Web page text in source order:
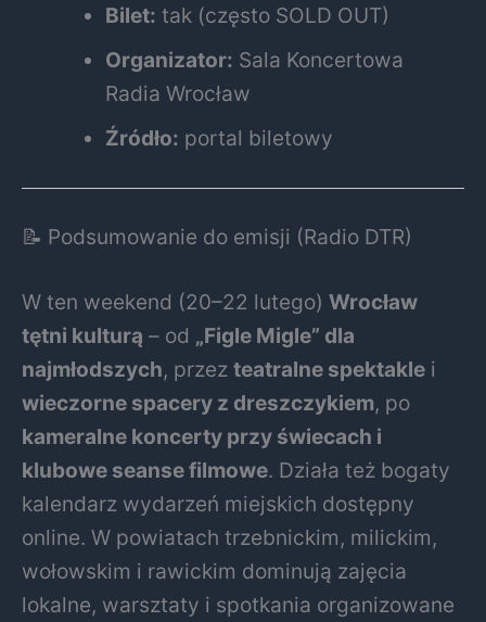
Bilet: tak (często SOLD OUT)
Organizator: Sala Koncertowa
Radia Wrocław
Źródło: portal biletowy
📝 Podsumowanie do emisji (Radio DTR)
W ten weekend (20–22 lutego) Wrocław
tętni kulturą – od „Figle Migle” dla
najmłodszych, przez teatralne spektakle i
wieczorne spacery z dreszczykiem, po
kameralne koncerty przy świecach i
klubowe seanse filmowe. Działa też bogaty
kalendarz wydarzeń miejskich dostępny
online. W powiatach trzebnickim, milickim,
wołowskim i rawickim dominują zajęcia
lokalne, warsztaty i spotkania organizowane